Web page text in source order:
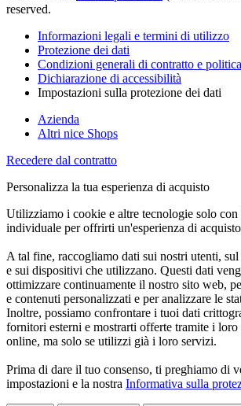
reserved.
Informazioni legali e termini di utilizzo
Protezione dei dati
Condizioni generali di contratto e
Dichiarazione di accessibilità
Impostazioni sulla protezione dei dati
Azienda
Altri nice Shops
Recedere dal contratto
Personalizza la tua esperienza di acquisto
Utilizziamo i cookie e altre tecnologie solo con
individuale per offrirti un'esperienza di
A tal fine, raccogliamo dati sui nostri utenti,
e sui dispositivi che utilizzano. Questi dati
ottimizzare continuamente il nostro sito web,
e contenuti personalizzati e per analizzare le
Inoltre, possiamo confrontare i tuoi dati
fornitori esterni e mostrarti offerte tramite i
online, ma solo se utilizzi già i loro servizi.
Prima di dare il tuo consenso, ti preghiamo di
impostazioni e la nostra Informativa sulla